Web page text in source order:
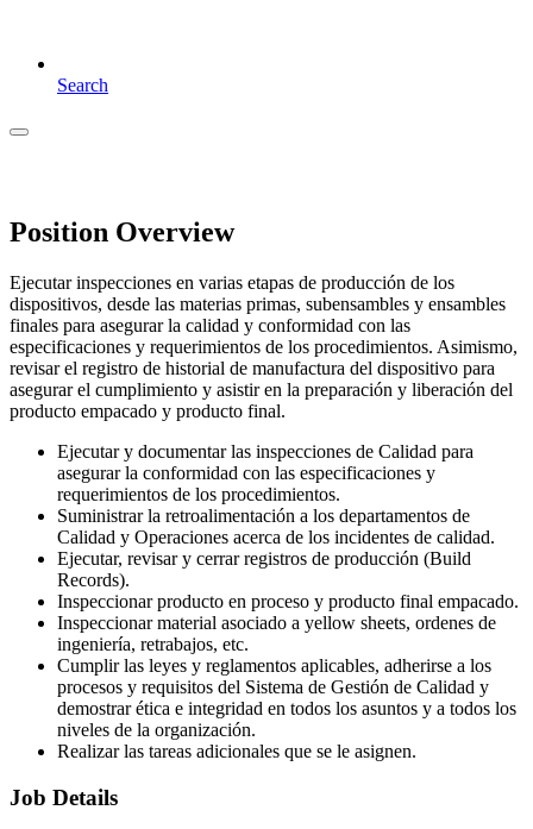
Search
Position Overview
Ejecutar inspecciones en varias etapas de producción de los
dispositivos, desde las materias primas, subensambles y ensambles
finales para asegurar la calidad y conformidad con las
especificaciones y requerimientos de los procedimientos. Asimismo,
revisar el registro de historial de manufactura del dispositivo para
asegurar el cumplimiento y asistir en la preparación y liberación del
producto empacado y producto final.
Ejecutar y documentar las inspecciones de Calidad para
asegurar la conformidad con las especificaciones y
requerimientos de los procedimientos.
Suministrar la retroalimentación a los departamentos de
Calidad y Operaciones acerca de los incidentes de calidad.
Ejecutar, revisar y cerrar registros de producción (Build
Records).
Inspeccionar producto en proceso y producto final empacado.
Inspeccionar material asociado a yellow sheets, ordenes de
ingeniería, retrabajos, etc.
Cumplir las leyes y reglamentos aplicables, adherirse a los
procesos y requisitos del Sistema de Gestión de Calidad y
demostrar ética e integridad en todos los asuntos y a todos los
niveles de la organización.
Realizar las tareas adicionales que se le asignen.
Job Details